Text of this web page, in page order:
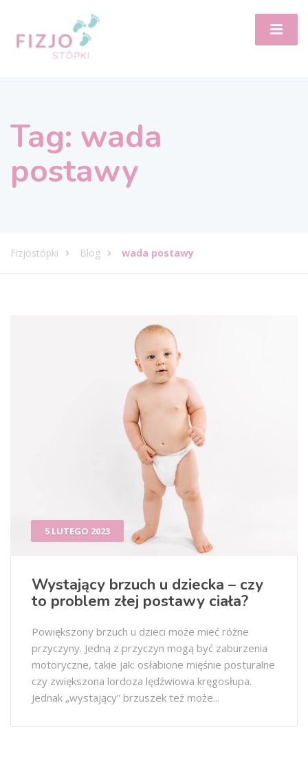
Tag: wada
postawy
Fizjostópki Blog wada postawy
5 LUTEGO 2023
Wystający brzuch u dziecka – czy
to problem złej postawy ciała?
Powiększony brzuch u dzieci może mieć różne
przyczyny. Jedną z przyczyn mogą być zaburzenia
motoryczne, takie jak: osłabione mięśnie posturalne
czy zwiększona lordoza lędźwiowa kręgosłupa.
Jednak „wystający” brzuszek też może...